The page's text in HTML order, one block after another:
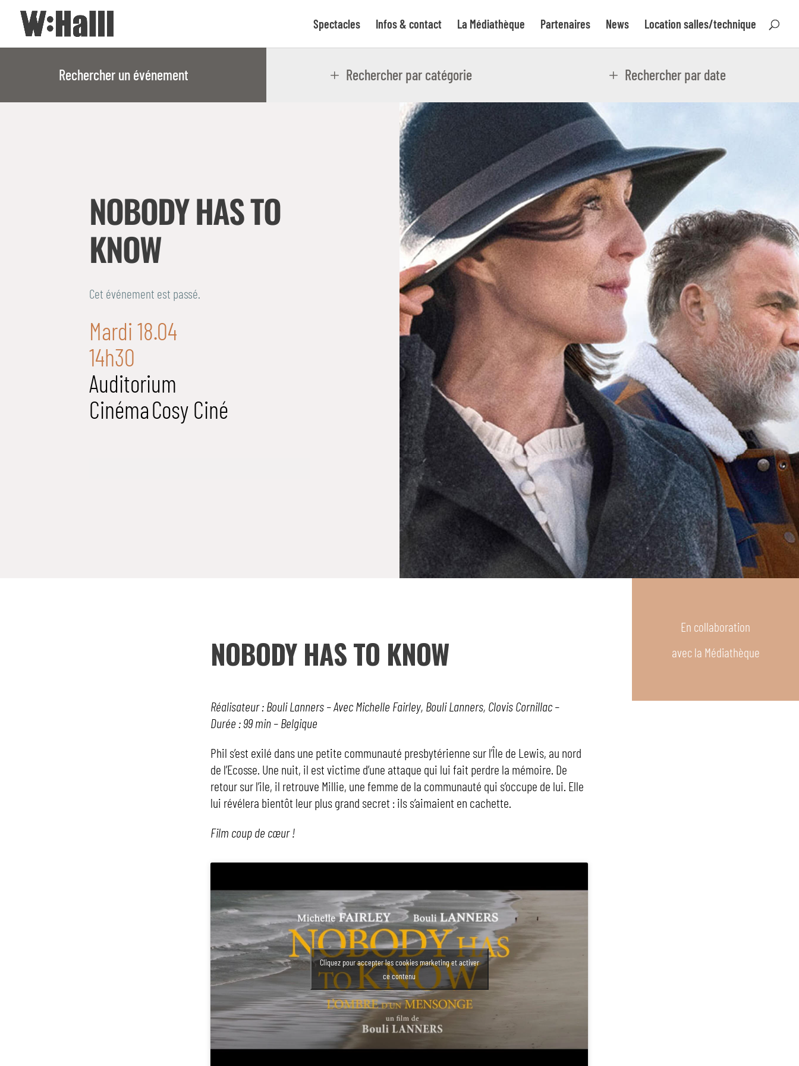
Spectacles Infos & contact La Médiathèque Partenaires News Location salles/technique
Rechercher un événement Rechercher par catégorie Rechercher par date
NOBODY HAS TO
KNOW
Cet événement est passé.
Mardi 18.04
14h30
Auditorium
CinémaCosy Ciné
NOBODY HAS TO KNOW
Réalisateur : Bouli Lanners – Avec Michelle Fairley, Bouli Lanners, Clovis Cornillac –
Durée : 99 min – Belgique
Phil s’est exilé dans une petite communauté presbytérienne sur l’Île de Lewis, au nord
de l’Ecosse. Une nuit, il est victime d’une attaque qui lui fait perdre la mémoire. De
retour sur l’ile, il retrouve Millie, une femme de la communauté qui s’occupe de lui. Elle
lui révélera bientôt leur plus grand secret : ils s’aimaient en cachette.​
Film coup de cœur !
Cliquez pour accepter les cookies marketing et activer
ce contenu
En collaboration
avec la Médiathèque